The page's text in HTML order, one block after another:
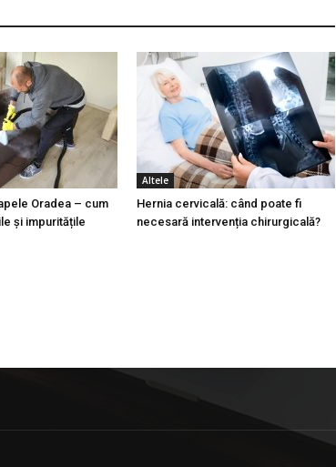
Oradea – cum
și impuritățile
Altele
Hernia cervicală: când poate fi
necesară intervenția chirurgicală?